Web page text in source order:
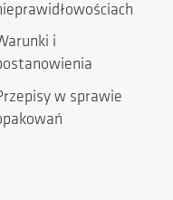
i
w sprawie